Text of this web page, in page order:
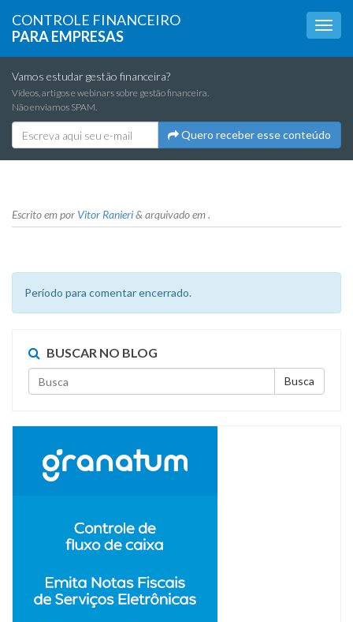
CONTROLE FINANCEIRO
PARA EMPRESAS
Vamos estudar gestão financeira?
Vídeos, artigos e webinars sobre gestão financeira.
Não enviamos SPAM.
Quero receber esse conteúdo
Escrito empor Vitor Ranieri& arquivado em .
Período para comentar encerrado.
BUSCAR NO BLOG
Busca